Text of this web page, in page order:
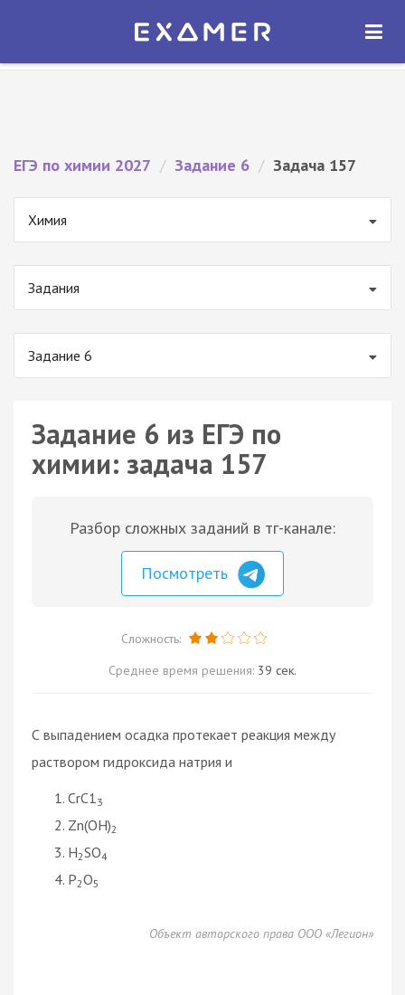
Экзамер — ЕГЭ 2027
ОТКРЫТЬ
ЕГЭ по химии 2027 / Задание 6 / Задача 157
Химия
Задания
Задание 6
Задание 6 из ЕГЭ по
химии: задача 157
Разбор сложных заданий в тг-канале:
Посмотреть
Сложность:
Среднее время решения: 39 сек.
С выпадением осадка протекает реакция между
раствором гидроксида натрия и
СrС13
Zn(OH)2
H2SO4
P2O5
Объект авторского права ООО «Легион»